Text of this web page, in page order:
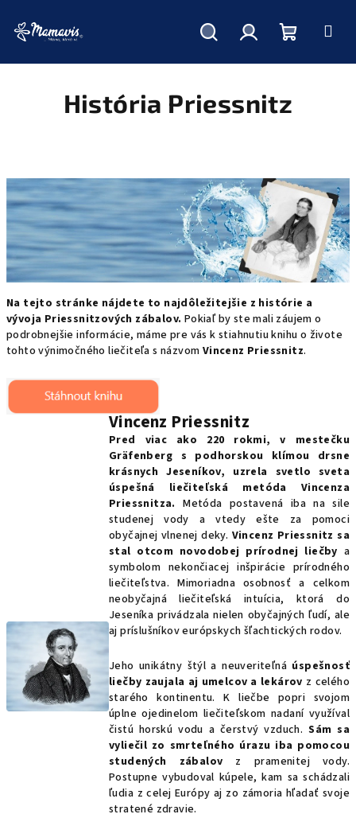
košík
História Priessnitz
Na tejto stránke nájdete to najdôležitejšie z histórie a
vývoja Priessnitzových zábalov. Pokiaľ by ste mali záujem o
podrobnejšie informácie, máme pre vás k stiahnutiu knihu o živote
tohto výnimočného liečiteľa s názvom Vincenz Priessnitz.
Vincenz Priessnitz
Pred viac ako 220 rokmi, v mestečku
Gräfenberg s podhorskou klímou drsne
krásnych Jeseníkov, uzrela svetlo sveta
úspešná liečiteľská metóda Vincenza
Priessnitza. Metóda postavená iba na sile
studenej vody a vtedy ešte za pomoci
obyčajnej vlnenej deky. Vincenz Priessnitz sa
stal otcom novodobej prírodnej liečby a
symbolom nekončiacej inšpirácie prírodného
liečiteľstva. Mimoriadna osobnosť a celkom
neobyčajná liečiteľská intuícia, ktorá do
Jeseníka privádzala nielen obyčajných ľudí, ale
aj príslušníkov európskych šľachtických rodov.
Jeho unikátny štýl a neuveriteľná úspešnosť
liečby zaujala aj umelcov a lekárov z celého
starého kontinentu. K liečbe popri svojom
úplne ojedinelom liečiteľskom nadaní využíval
čistú horskú vodu a čerstvý vzduch.Sám sa
vyliečil zo smrteľného úrazu iba pomocou
studených zábalov z pramenitej vody.
Postupne vybudoval kúpele, kam sa schádzali
ľudia z celej Európy aj zo zámoria hľadať svoje
stratené zdravie.